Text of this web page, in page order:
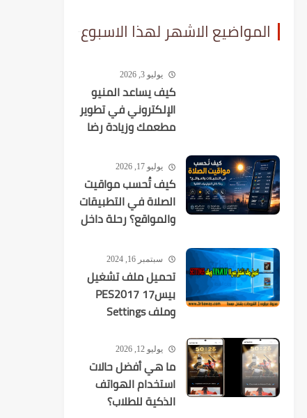
المواضيع الاشهر لهذا الاسبوع
يوليو 3, 2026
كيف يساعد المنيو
الإلكتروني في تطوير
مطعمك وزيادة رضا
يوليو 17, 2026
كيف تُحسب مواقيت
الصلاة في التطبيقات
والمواقع؟ رحلة داخل
سبتمبر 16, 2024
تحميل ملف تشغيل
بيس17 PES2017
وملف Settings
يوليو 12, 2026
ما هي أفضل حالات
استخدام الهواتف
الذكية للطلاب؟